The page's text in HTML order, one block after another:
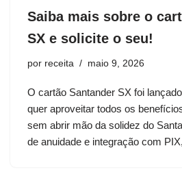
Saiba mais sobre o
SX e solicite o seu!
por receita maio 9, 2026
O cartão Santander SX foi
quer aproveitar todos os
sem abrir mão da solidez do
de anuidade e integração com